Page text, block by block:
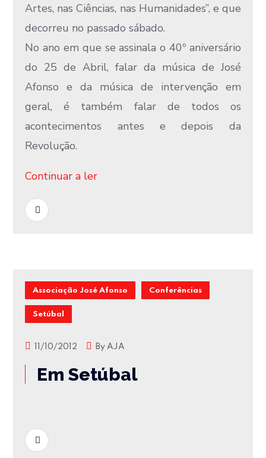
Artes, nas Ciências, nas Humanidades”, e que
decorreu no passado sábado.
No ano em que se assinala o 40º aniversário
do 25 de Abril, falar da música de José
Afonso e da música de intervenção em
geral, é também falar de todos os
acontecimentos antes e depois da
Revolução.
Continuar a ler
Associação José Afonso Conferências
Setúbal
11/10/2012 By AJA
Em Setúbal